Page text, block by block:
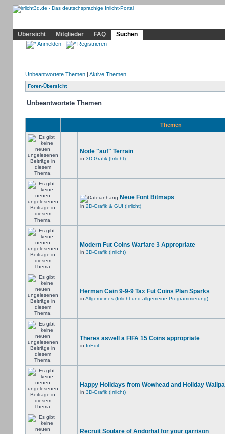
Übersicht
Mitglieder FAQ Suchen
Anmelden Registrieren
Unbeantwortete Themen| Aktive Themen
Foren-Übersicht
Unbeantwortete Themen
Themen
Node "auf" Terrain
in 3D-Grafik (Irrlicht)
Neue Font Bitmaps
in 2D-Grafik & GUI (Irrlicht)
Modern Fut Coins Warfare 3 Appropriate
in 3D-Grafik (Irrlicht)
Herman Cain 9-9-9 Tax Fut Coins Plan Sparks
in Allgemeines (Irrlicht und allgemeine Programmierung)
Theres aswell a FIFA 15 Coins appropriate
in IrrEdit
Happy Holidays from Wowhead and Holiday
in 3D-Grafik (Irrlicht)
Recruit Soulare of Andorhal for your garrison